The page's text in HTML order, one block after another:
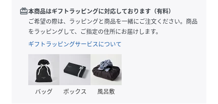
※DMサイズは展開しておりません。
性別タイプ レディース
ブラック（01）：中国｜オフホワイト（15）：
中国
素材
ブラック（01）：ポリエステル｜オフホワイト
（15）：ポリエステル
redeem本商品はギフトラッピングに対応しております（有料）
ご希望の際は、ラッピングと商品を一緒にご注文ください。商品
をラッピングして、ご指定の住所にお届けします。
ギフトラッピングサービスについて
バッグ ボックス 風呂敷